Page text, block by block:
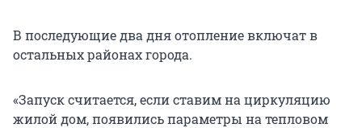
В последующие два дня отопление включат в
остальных районах города.
«Запуск считается, если ставим на циркуляцию
жилой дом, появились параметры на тепловом